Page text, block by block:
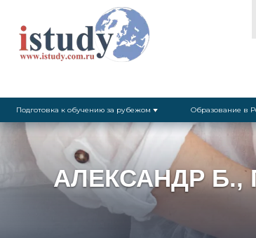
Подготовка к обучению за рубежом Образование в
АЛЕКСАНДР Б.,